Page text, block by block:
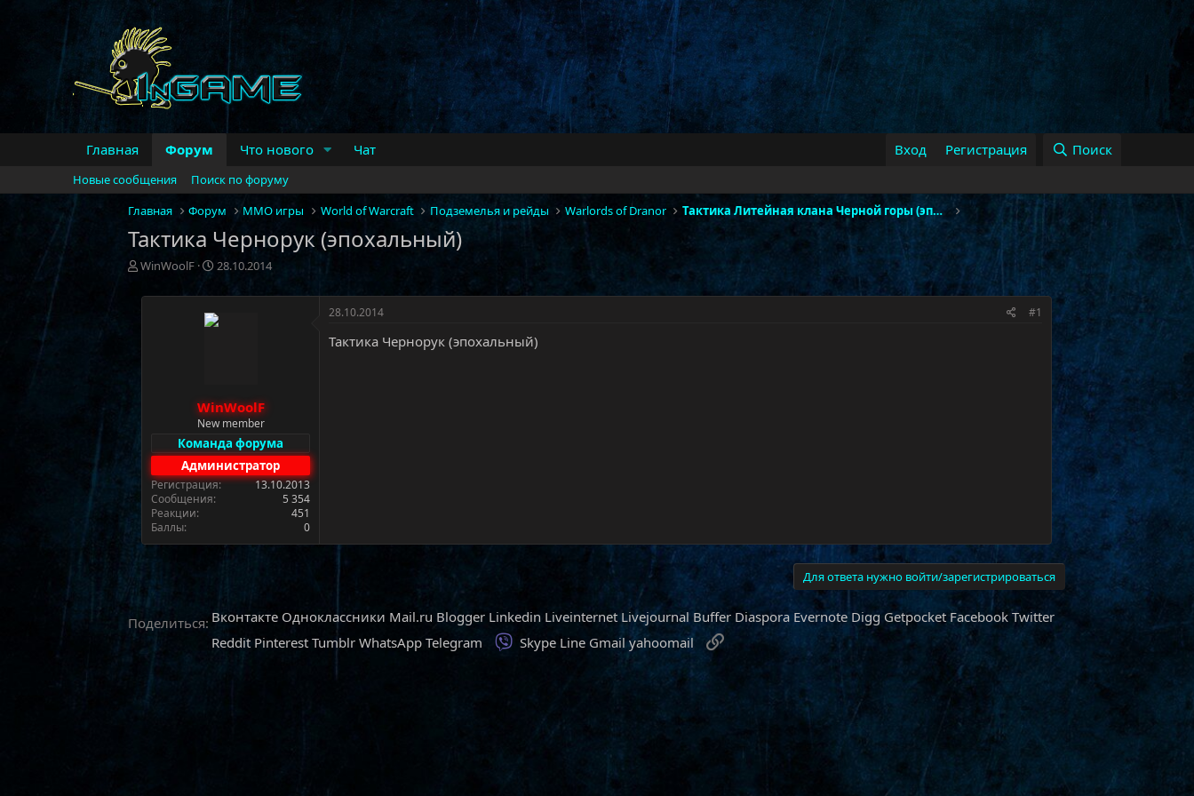
Главная Форум Что нового Чат Вход Регистрация Поиск
Новые сообщения
Поиск по форуму
Главная
Форум MMO игры World of Warcraft Подземелья и рейды Warlords of Dranor Тактика Литейная клана Черной горы (эпохальный)
Тактика Чернорук (эпохальный)
А
т
WinWoolF
Д
т
а
н
а
28.10.2014
WinWoolF
New member
Команда форума
Администратор
Регистрация
13.10.2013
Сообщения
5 354
Реакции
451
Баллы
0
28.10.2014 #1
Тактика Чернорук (эпохальный)
Для ответа нужно войти/зарегистрироваться
Поделиться: Вконтакте Одноклассники Mail.ru Blogger Linkedin Liveinternet Livejournal Buffer Diaspora Evernote Digg Getpocket Facebook Twitter
Reddit Pinterest Tumblr WhatsApp Telegram Viber
Skype Line Gmail yahoomail Ссылка